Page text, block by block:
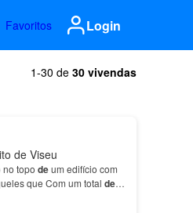
Favoritos Login
1-30 de 30 vivendas
de Viseu
topo deum edifício com
que Com um total de5